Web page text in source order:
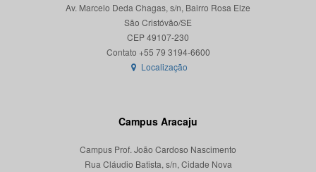
Av. Marcelo Deda Chagas, s/n, Bairro Rosa Elze
São Cristóvão/SE
CEP 49107-230
Localização
Campus Aracaju
Campus Prof. João Cardoso Nascimento
Rua Cláudio Batista, s/n, Cidade Nova